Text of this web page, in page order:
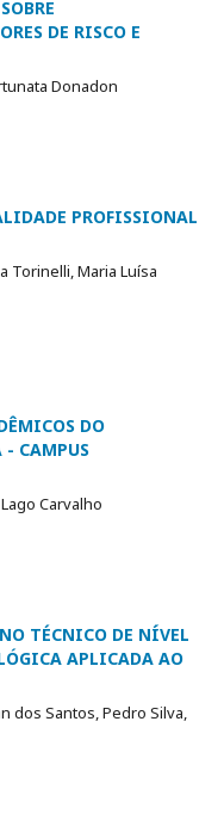
DE RISCO E
Donadon
PROFISSIONAL
Torinelli, Maria Luísa
DO
CAMPUS
Carvalho
TÉCNICO DE NÍVEL
APLICADA AO
dos Santos, Pedro Silva,